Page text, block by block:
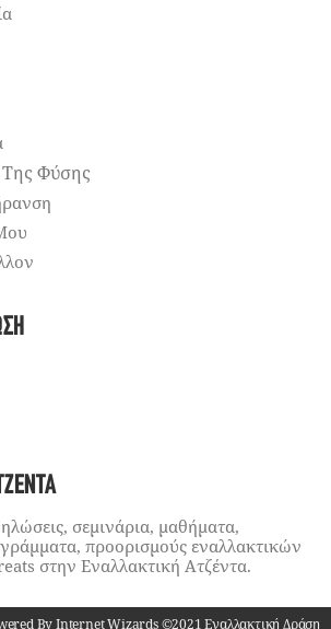
Της Φύσης
σεμινάρια, μαθήματα,
προορισμούς εναλλακτικών
στην Εναλλακτική Ατζέντα.
By Internet Wizards ©2021 Εναλλακτική Δράση